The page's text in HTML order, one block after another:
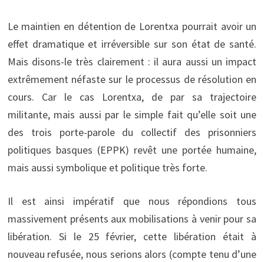
Le maintien en détention de Lorentxa pourrait avoir un
effet dramatique et irréversible sur son état de santé.
Mais disons-le très clairement : il aura aussi un impact
extrêmement néfaste sur le processus de résolution en
cours. Car le cas Lorentxa, de par sa trajectoire
militante, mais aussi par le simple fait qu’elle soit une
des trois porte-parole du collectif des prisonniers
politiques basques (EPPK) revêt une portée humaine,
mais aussi symbolique et politique très forte.
Il est ainsi impératif que nous répondions tous
massivement présents aux mobilisations à venir pour sa
libération. Si le 25 février, cette libération était à
nouveau refusée, nous serions alors (compte tenu d’une